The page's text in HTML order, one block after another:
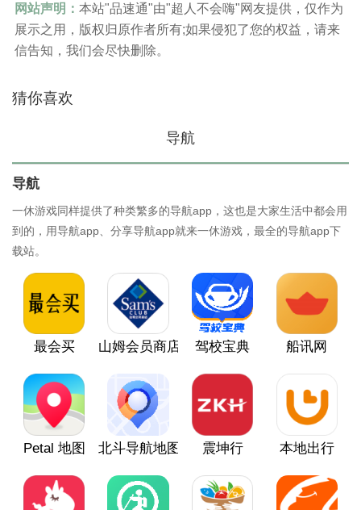
网站声明： 本站"品速通"由"超人不会嗨"网友提供，仅作为
展示之用，版权归原作者所有;如果侵犯了您的权益，请来
信告知，我们会尽快删除。
猜你喜欢
导航
导航
一休游戏同样提供了种类繁多的导航app，这也是大家生活中都会用
到的，用导航app、分享导航app就来一休游戏，最全的导航app下
载站。
最会买 山姆会员商店 驾校宝典 船讯网
Petal 地图 北斗导航地图 震坤行 本地出行